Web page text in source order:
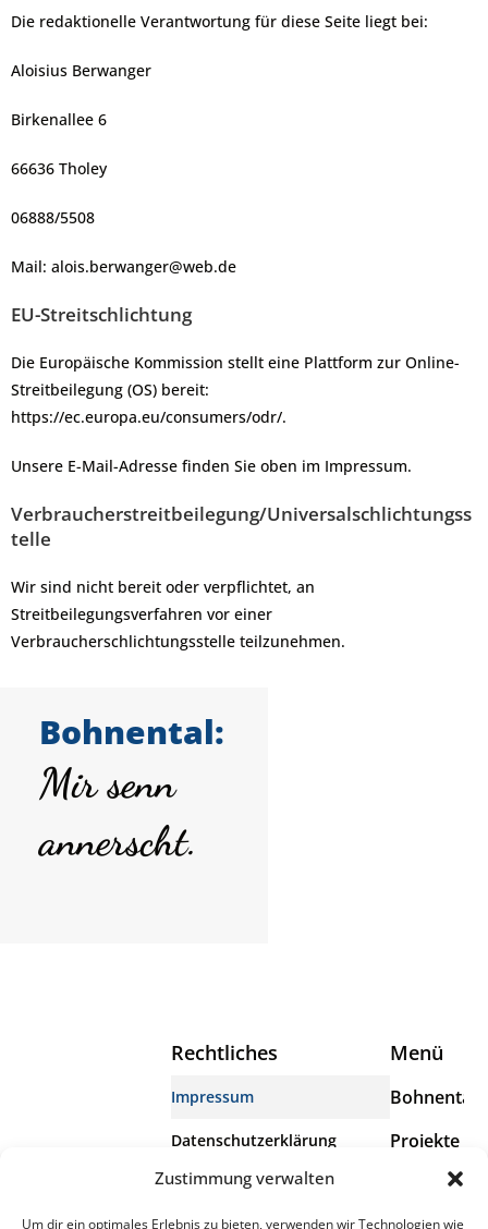
Zustimmung verwalten
Um dir ein optimales Erlebnis zu bieten, verwenden wir Technologien wie
Die redaktionelle Verantwortung für diese Seite liegt bei:
Aloisius Berwanger
Birkenallee 6
66636 Tholey
06888/5508
Mail: alois.berwanger@web.de
EU-Streitschlichtung
Die Europäische Kommission stellt eine Plattform zur Online-
Streitbeilegung (OS) bereit:
https://ec.europa.eu/consumers/odr/.
Unsere E-Mail-Adresse finden Sie oben im Impressum.
Verbraucherstreitbeilegung/Universalschlichtungss
telle
Wir sind nicht bereit oder verpflichtet, an
Streitbeilegungsverfahren vor einer
Verbraucherschlichtungsstelle teilzunehmen.
Bohnental:
Mir senn
annerscht.
Scheuern,
Menü
Bohnental
Projekte
Rechtliches
Impressum
Datenschutzerklärung
Erklärung zur Barrierefreiheit